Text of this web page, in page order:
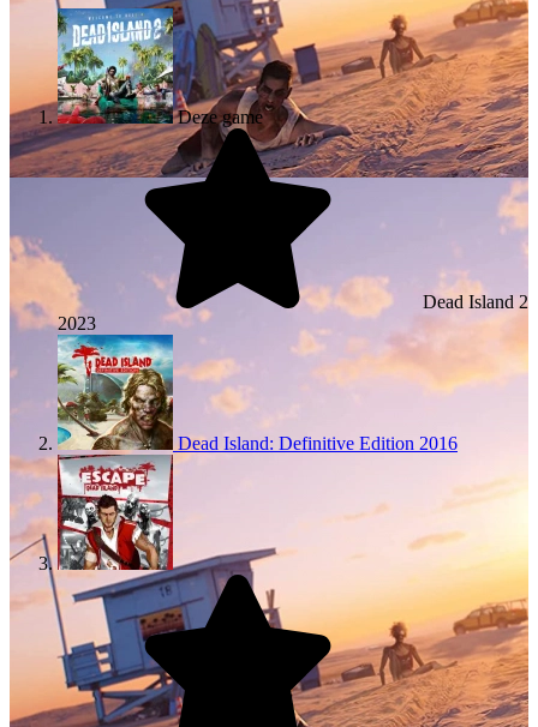
Deze game
Dead Island 2
2023
Dead Island: Definitive Edition 2016